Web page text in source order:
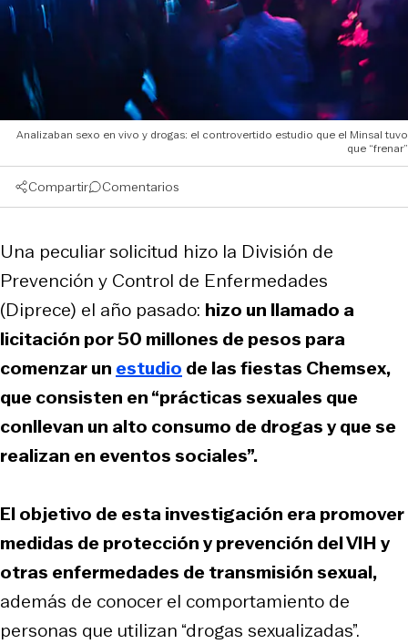
Analizaban sexo en vivo y drogas: el controvertido estudio que el Minsal tuvo
que “frenar”
Compartir Comentarios
Una peculiar solicitud hizo la División de
Prevención y Control de Enfermedades
(Diprece) el año pasado: hizo un llamado a
licitación por 50 millones de pesos para
comenzar un estudio de las fiestas Chemsex,
que consisten en “prácticas sexuales que
conllevan un alto consumo de drogas y que se
realizan en eventos sociales”.
El objetivo de esta investigación era promover
medidas de protección y prevención del VIH y
otras enfermedades de transmisión sexual,
además de conocer el comportamiento de
personas que utilizan “drogas sexualizadas”.